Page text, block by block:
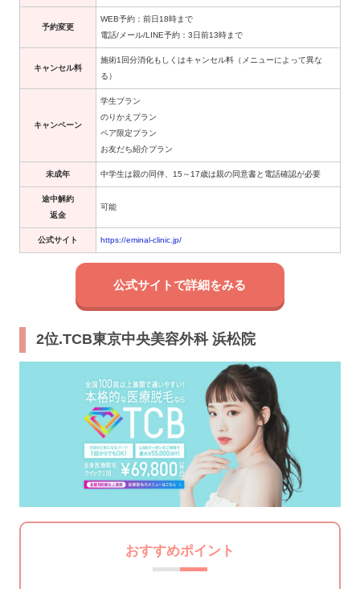
予約変更
WEB予約：前日18時まで
電話/メール/LINE予約：3日前13時まで
キャンセル料
施術1回分消化もしくはキャンセル料（メニューによって異な
る）
キャンペーン
学生プラン
のりかえプラン
ペア限定プラン
お友だち紹介プラン
未成年 中学生は親の同伴、15～17歳は親の同意書と電話確認が必要
途中解約
返金
可能
公式サイト https://eminal-clinic.jp/
公式サイトで詳細をみる
2位.TCB東京中央美容外科 浜松院
おすすめポイント